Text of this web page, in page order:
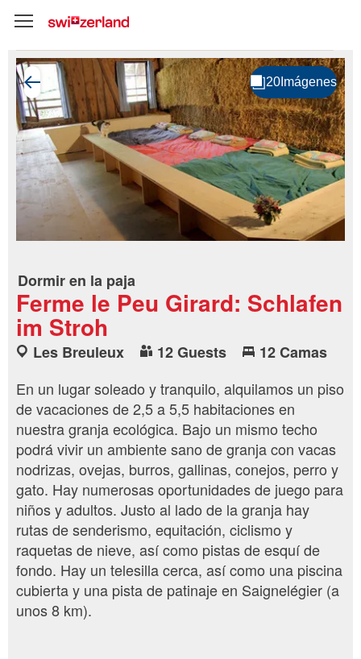
Dormir en la paja
Ferme le Peu Girard: Schlafen
im Stroh
Les Breuleux 12 Guests
12 Camas
En un lugar soleado y tranquilo, alquilamos un piso
de vacaciones de 2,5 a 5,5 habitaciones en
nuestra granja ecológica. Bajo un mismo techo
podrá vivir un ambiente sano de granja con vacas
nodrizas, ovejas, burros, gallinas, conejos, perro y
gato. Hay numerosas oportunidades de juego para
niños y adultos. Justo al lado de la granja hay
rutas de senderismo, equitación, ciclismo y
raquetas de nieve, así como pistas de esquí de
fondo. Hay un telesilla cerca, así como una piscina
cubierta y una pista de patinaje en Saignelégier (a
unos 8 km).